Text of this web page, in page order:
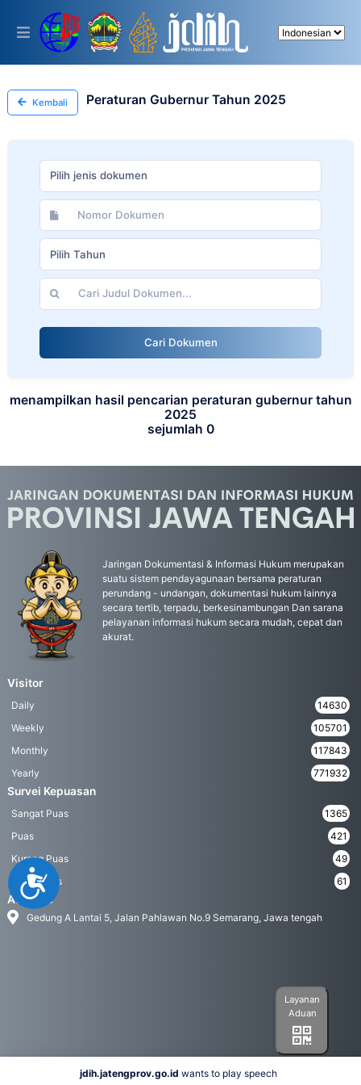
This
includes
accessibility
system.
Accessibility
Kembali Peraturan Gubernur Tahun 2025
Pilih jenis dokumen
Pilih Tahun
Cari Dokumen
menampilkan hasil pencarian peraturan gubernur tahun
2025
sejumlah 0
Jaringan Dokumentasi & Informasi Hukum merupakan
suatu sistem pendayagunaan bersama peraturan
perundang - undangan, dokumentasi hukum lainnya
secara tertib, terpadu, berkesinambungan Dan sarana
pelayanan informasi hukum secara mudah, cepat dan
akurat.
Visitor
Daily
14630
Weekly
105701
Monthly
117843
Yearly
771932
Survei Kepuasan
Sangat Puas
1365
Puas
421
Kurang Puas
49
Tidak Puas
61
Address
Gedung A Lantai 5, Jalan Pahlawan No.9 Semarang, Jawa tengah
Layanan
Aduan
jdih.jatengprov.go.id wants to play speech